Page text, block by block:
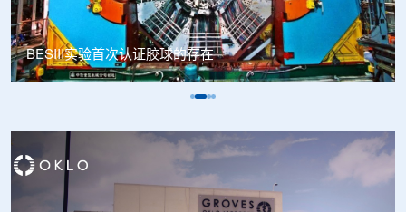
BESIII实验首次认证胶球的存在